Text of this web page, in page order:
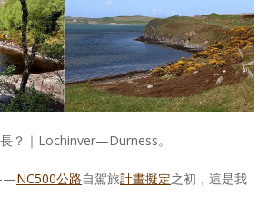
？｜Lochinver—Durness。
NC500公路自駕旅計畫擬定之初，這是我